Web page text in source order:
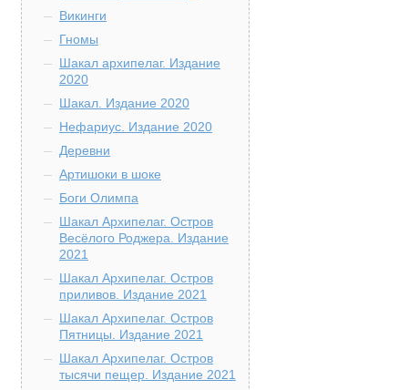
Викинги
Гномы
Шакал архипелаг. Издание
2020
Шакал. Издание 2020
Нефариус. Издание 2020
Деревни
Артишоки в шоке
Боги Олимпа
Шакал Архипелаг. Остров
Весёлого Роджера. Издание
2021
Шакал Архипелаг. Остров
приливов. Издание 2021
Шакал Архипелаг. Остров
Пятницы. Издание 2021
Шакал Архипелаг. Остров
тысячи пещер. Издание 2021